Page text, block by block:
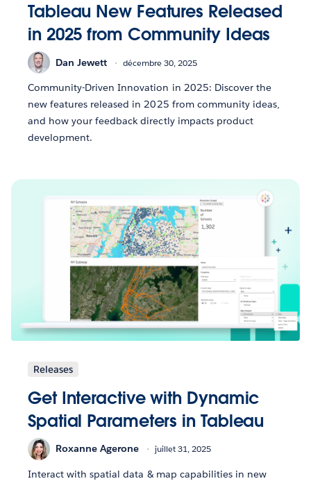
Tableau New Features Released
in 2025 from Community Ideas
Dan Jewett décembre 30, 2025
Community-Driven Innovation in 2025: Discover the
new features released in 2025 from community ideas,
and how your feedback directly impacts product
development.
Releases
Get Interactive with Dynamic
Spatial Parameters in Tableau
Roxanne Agerone juillet 31, 2025
Interact with spatial data & map capabilities in new